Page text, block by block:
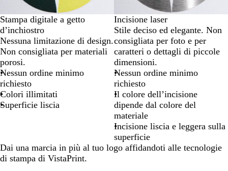
Stampa digitale a getto
d’inchiostro
Nessuna limitazione di design.
Non consigliata per materiali
porosi.
Nessun ordine minimo
richiesto
Colori illimitati
Superficie liscia
Incisione laser
Stile deciso ed elegante. Non
consigliata per foto e per
caratteri o dettagli di piccole
dimensioni.
Nessun ordine minimo
richiesto
Il colore dell’incisione
dipende dal colore del
materiale
Incisione liscia e leggera sulla
superficie
Dai una marcia in più al tuo logo affidandoti alle tecnologie
di stampa di VistaPrint.